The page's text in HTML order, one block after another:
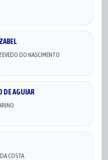
DO NASCIMENTO
DE AGUIAR
COSTA